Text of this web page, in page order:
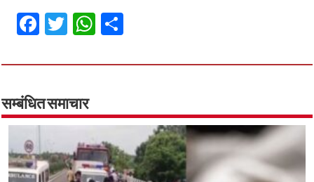
Fa
ce
b
o
o
k
T
wi
tt
er
W
h
at
p
p
ar
सम्बंधित समाचार